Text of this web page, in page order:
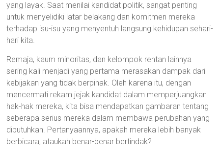
yang layak. Saat menilai kandidat politik, sangat penting
untuk menyelidiki latar belakang dan komitmen mereka
terhadap isu-isu yang menyentuh langsung kehidupan sehari-
hari kita.
Remaja, kaum minoritas, dan kelompok rentan lainnya
sering kali menjadi yang pertama merasakan dampak dari
kebijakan yang tidak berpihak. Oleh karena itu, dengan
mencermati rekam jejak kandidat dalam memperjuangkan
hak-hak mereka, kita bisa mendapatkan gambaran tentang
seberapa serius mereka dalam membawa perubahan yang
dibutuhkan. Pertanyaannya, apakah mereka lebih banyak
berbicara, ataukah benar-benar bertindak?